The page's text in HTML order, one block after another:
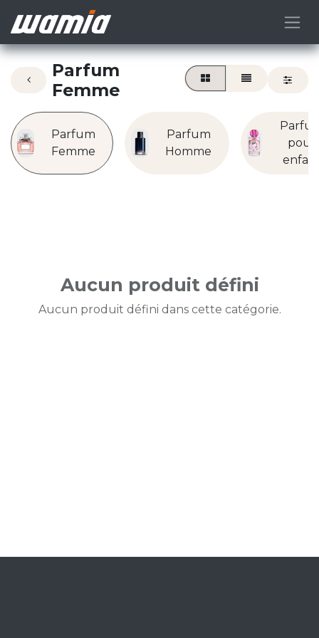
Parfum
Femme
Parfum
Femme
Parfum
Homme
pour
Aucun produit défini
Aucun produit défini dans cette catégorie.